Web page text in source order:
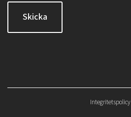
Skicka
Integritetspolicy